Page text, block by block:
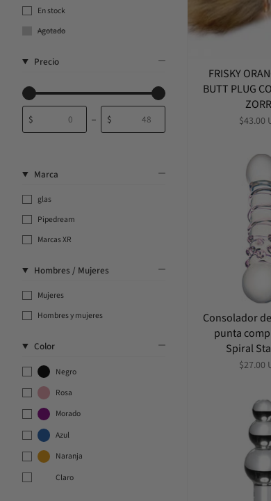
En stock
Agotado
Precio
$
En $
A
Marca
glas
Pipedream
Marcas XR
Hombres / Mujeres
Mujeres
Hombres y mujeres
Color
Negro
Rosa
Morado
Azul
Naranja
Claro
FRISKY
BUTT PLUG
$43.00
Consolador
punta
Spiral
$27.00